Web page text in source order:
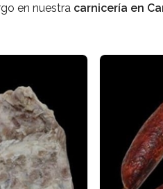
en nuestra carnicería en